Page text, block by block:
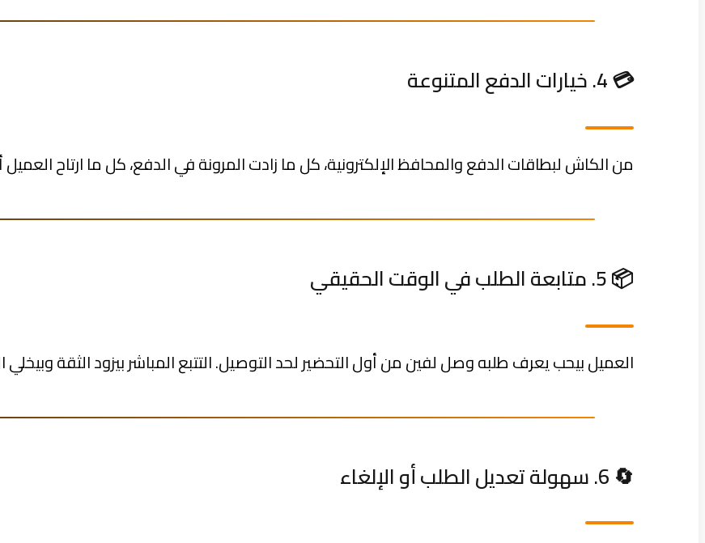
💳 4. خيارات الدفع المتنوعة
من الكاش لبطاقات الدفع والمحافظ الإلكترونية، كل ما زادت المرونة في الدفع، كل ما ارتاح
📦 5. متابعة الطلب في الوقت الحقيقي
العميل بيحب يعرف طلبه وصل لفين من أول التحضير لحد التوصيل. التتبع المباشر بيزود الثقة وبيخلي
🔄 6. سهولة تعديل الطلب أو الإلغاء